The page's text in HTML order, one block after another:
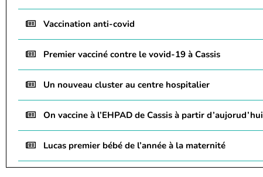
Vaccination anti-covid
Premier vacciné contre le vovid-19 à Cassis
Un nouveau cluster au centre hospitalier
On vaccine à l’EHPAD de Cassis à partir d’aujorud’hui
Lucas premier bébé de l’année à la maternité